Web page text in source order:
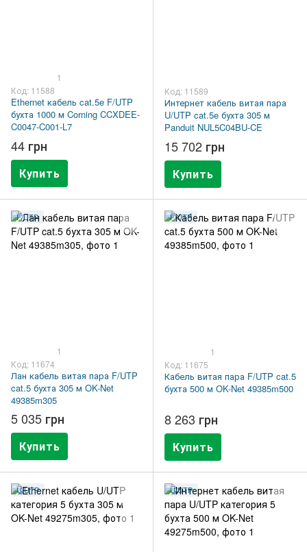
1
Код: 11588
Ethernet кабель cat.5e F/UTP
бухта 1000 м Corning CCXDEE-
C0047-C001-L7
44 грн
Купить
Код: 11589
Интернет кабель витая пара
U/UTP cat.5e бухта 305 м
Panduit NUL5C04BU-CE
15 702 грн
Купить
F/UTP
1
Код: 11674
Лан кабель витая пара F/UTP
cat.5 бухта 305 м OK-Net
49385m305
5 035 грн
Купить
F/UTP
1
Код: 11675
Кабель витая пара F/UTP cat.5
бухта 500 м OK-Net 49385m500
8 263 грн
Купить
U/UTP U/UTP